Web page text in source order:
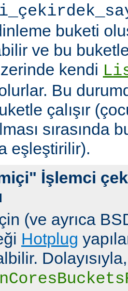
buketi
ve bu
kendi
Bu
çalışır
sırasında
eşleştirilir).
İşlemci
(ve ayrıca
Hotplug
Dolayısıyla,